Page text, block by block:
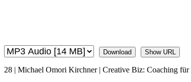
Download Show URL
28 | Michael Omori Kirchner | Creative Biz: Coaching